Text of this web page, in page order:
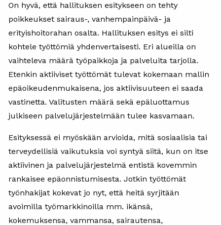
On hyvä, että hallituksen esitykseen on tehty
poikkeukset sairaus-, vanhempainpäivä- ja
erityishoitorahan osalta. Hallituksen esitys ei silti
kohtele työttömiä yhdenvertaisesti. Eri alueilla on
vaihteleva määrä työpaikkoja ja palveluita tarjolla.
Etenkin aktiiviset työttömät tulevat kokemaan mallin
epäoikeudenmukaisena, jos aktiivisuuteen ei saada
vastinetta. Valitusten määrä sekä epäluottamus
julkiseen palvelujärjestelmään tulee kasvamaan.
Esityksessä ei myöskään arvioida, mitä sosiaalisia tai
terveydellisiä vaikutuksia voi syntyä siitä, kun on itse
aktiivinen ja palvelujärjestelmä entistä kovemmin
rankaisee epäonnistumisesta. Jotkin työttömät
työnhakijat kokevat jo nyt, että heitä syrjitään
avoimilla työmarkkinoilla mm. ikänsä,
kokemuksensa, vammansa, sairautensa,